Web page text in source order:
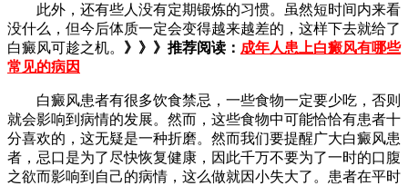
此外，还有些人没有定期锻炼的习惯。虽然短时间内来看
没什么，但今后体质一定会变得越来越差的，这样下去就给了
白癜风可趁之机。 》》》推荐阅读： 成年人患上白癜风有哪些
常见的病因
白癜风患者有很多饮食禁忌，一些食物一定要少吃，否则
就会影响到病情的发展。然而，这些食物中可能恰恰有患者十
分喜欢的，这无疑是一种折磨。然而我们要提醒广大白癜风患
者，忌口是为了尽快恢复健康，因此千万不要为了一时的口腹
之欲而影响到自己的病情，这么做就因小失大了。患者在平时